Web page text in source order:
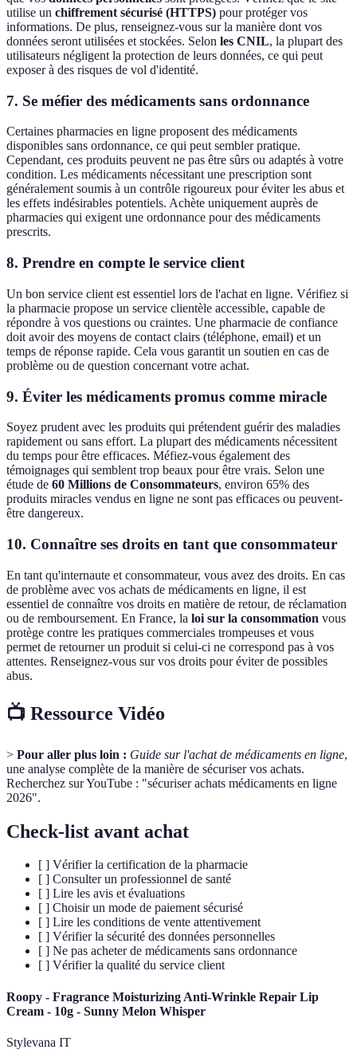
utilise un chiffrement sécurisé (HTTPS) pour protéger vos
informations. De plus, renseignez-vous sur la manière dont vos
données seront utilisées et stockées. Selon les CNIL, la plupart des
utilisateurs négligent la protection de leurs données, ce qui peut
exposer à des risques de vol d'identité.
7. Se méfier des médicaments sans ordonnance
Certaines pharmacies en ligne proposent des médicaments
disponibles sans ordonnance, ce qui peut sembler pratique.
Cependant, ces produits peuvent ne pas être sûrs ou adaptés à votre
condition. Les médicaments nécessitant une prescription sont
généralement soumis à un contrôle rigoureux pour éviter les abus et
les effets indésirables potentiels. Achète uniquement auprès de
pharmacies qui exigent une ordonnance pour des médicaments
prescrits.
8. Prendre en compte le service client
Un bon service client est essentiel lors de l'achat en ligne. Vérifiez si
la pharmacie propose un service clientèle accessible, capable de
répondre à vos questions ou craintes. Une pharmacie de confiance
doit avoir des moyens de contact clairs (téléphone, email) et un
temps de réponse rapide. Cela vous garantit un soutien en cas de
problème ou de question concernant votre achat.
9. Éviter les médicaments promus comme miracle
Soyez prudent avec les produits qui prétendent guérir des maladies
rapidement ou sans effort. La plupart des médicaments nécessitent
du temps pour être efficaces. Méfiez-vous également des
témoignages qui semblent trop beaux pour être vrais. Selon une
étude de 60 Millions de Consommateurs, environ 65% des
produits miracles vendus en ligne ne sont pas efficaces ou peuvent-
être dangereux.
10. Connaître ses droits en tant que consommateur
En tant qu'internaute et consommateur, vous avez des droits. En cas
de problème avec vos achats de médicaments en ligne, il est
essentiel de connaître vos droits en matière de retour, de réclamation
ou de remboursement. En France, la loi sur la consommation vous
protège contre les pratiques commerciales trompeuses et vous
permet de retourner un produit si celui-ci ne correspond pas à vos
attentes. Renseignez-vous sur vos droits pour éviter de possibles
abus.
📺 Ressource Vidéo
> Pour aller plus loin : Guide sur l'achat de médicaments en ligne,
une analyse complète de la manière de sécuriser vos achats.
Recherchez sur YouTube : "sécuriser achats médicaments en ligne
2026".
Check-list avant achat
[ ] Vérifier la certification de la pharmacie
[ ] Consulter un professionnel de santé
[ ] Lire les avis et évaluations
[ ] Choisir un mode de paiement sécurisé
[ ] Lire les conditions de vente attentivement
[ ] Vérifier la sécurité des données personnelles
[ ] Ne pas acheter de médicaments sans ordonnance
[ ] Vérifier la qualité du service client
Roopy - Fragrance Moisturizing Anti-Wrinkle Repair Lip
Cream - 10g - Sunny Melon Whisper
Stylevana IT